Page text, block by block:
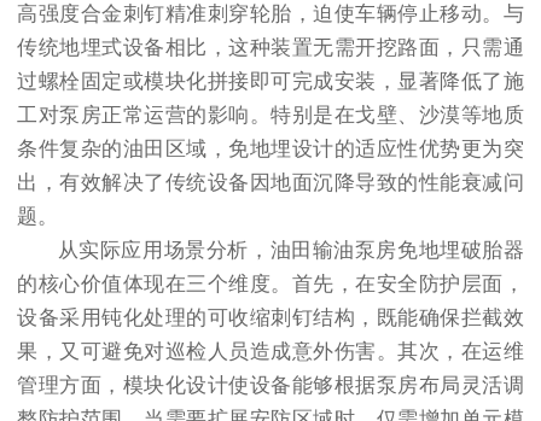
高强度合金刺钉精准刺穿轮胎，迫使车辆停止移动。与
传统地埋式设备相比，这种装置无需开挖路面，只需通
过螺栓固定或模块化拼接即可完成安装，显著降低了施
工对泵房正常运营的影响。特别是在戈壁、沙漠等地质
条件复杂的油田区域，免地埋设计的适应性优势更为突
出，有效解决了传统设备因地面沉降导致的性能衰减问
题。
从实际应用场景分析，油田输油泵房免地埋破胎器
的核心价值体现在三个维度。首先，在安全防护层面，
设备采用钝化处理的可收缩刺钉结构，既能确保拦截效
果，又可避免对巡检人员造成意外伤害。其次，在运维
管理方面，模块化设计使设备能够根据泵房布局灵活调